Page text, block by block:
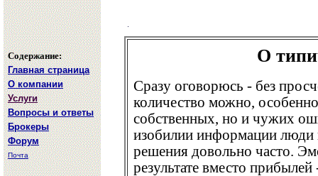
Содержание:
Главная страница
О компании
Услуги
Вопросы и ответы
Брокеры
Форум
Почта
О
Сразу оговорюсь - без
количество можно,
собственных, но и чужих
изобилии информации
решения довольно часто.
результате вместо прибылей